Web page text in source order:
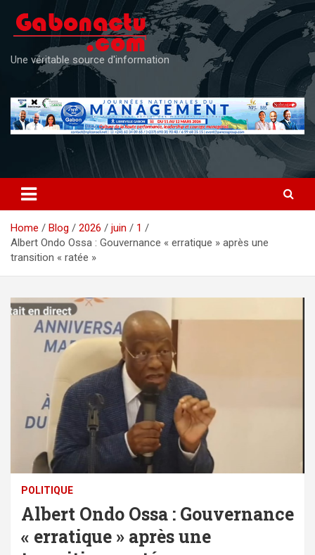
content
Une véritable source d'information
Home Blog 2026 juin
1
Albert Ondo Ossa : Gouvernance « erratique » après une
transition « ratée »
POLITIQUE
Albert Ondo Ossa : Gouvernance
« erratique » après une